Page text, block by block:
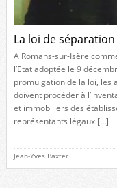
La loi de séparation
A Romans-sur-Isère
l’Etat adoptée le 9
promulgation de la loi, les
doivent procéder à
et immobiliers des
représentants légaux […]
Jean-Yves Baxter